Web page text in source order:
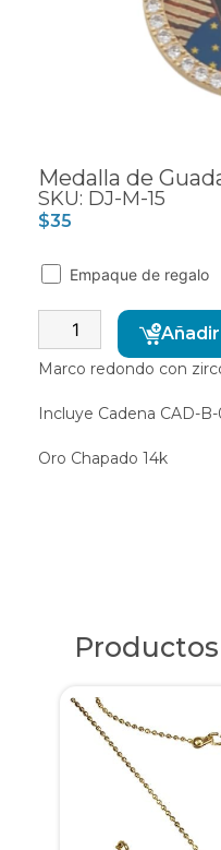
Medalla de
SKU: DJ-M-15
$35
Empaque de regalo
Marco redondo con
Incluye Cadena CAD-B-
Oro Chapado 14k